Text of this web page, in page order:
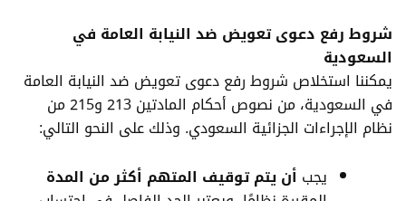
شروط رفع دعوى تعويض ضد النيابة العامة في
السعودية
يمكننا استخلاص شروط رفع دعوى تعويض ضد النيابة العامة
في السعودية، من نصوص أحكام المادتين 213 و215 من
نظام الإجراءات الجزائية السعودي. وذلك على النحو التالي:
يجب أن يتم توقيف المتهم أكثر من المدة